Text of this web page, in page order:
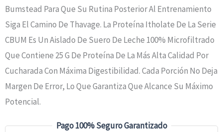
Bumstead Para Que Su Rutina Posterior Al Entrenamiento
Siga El Camino De Thavage. La Proteína Itholate De La Serie
CBUM Es Un Aislado De Suero De Leche 100% Microfiltrado
Que Contiene 25 G De Proteína De La Más Alta Calidad Por
Cucharada Con Máxima Digestibilidad. Cada Porción No Deja
Margen De Error, Lo Que Garantiza Que Alcance Su Máximo
Potencial.
Pago 100% Seguro Garantizado